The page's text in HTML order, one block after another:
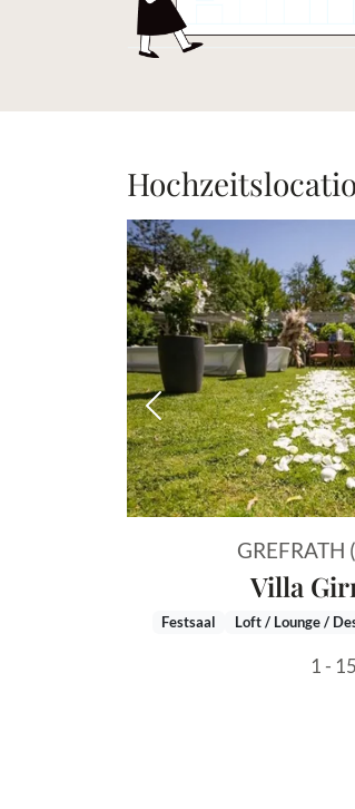
Vorheriges Bild
GREFRATH
Villa
Festsaal Loft / Lounge /
1 -